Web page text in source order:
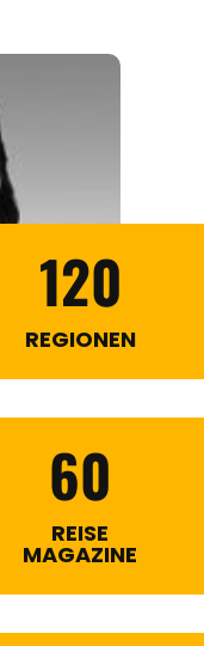
120
REGIONEN
60
REISE
MAGAZINE